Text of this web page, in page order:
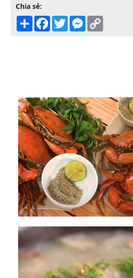
Chia sẻ:
Share Facebook
TwitterMessenger